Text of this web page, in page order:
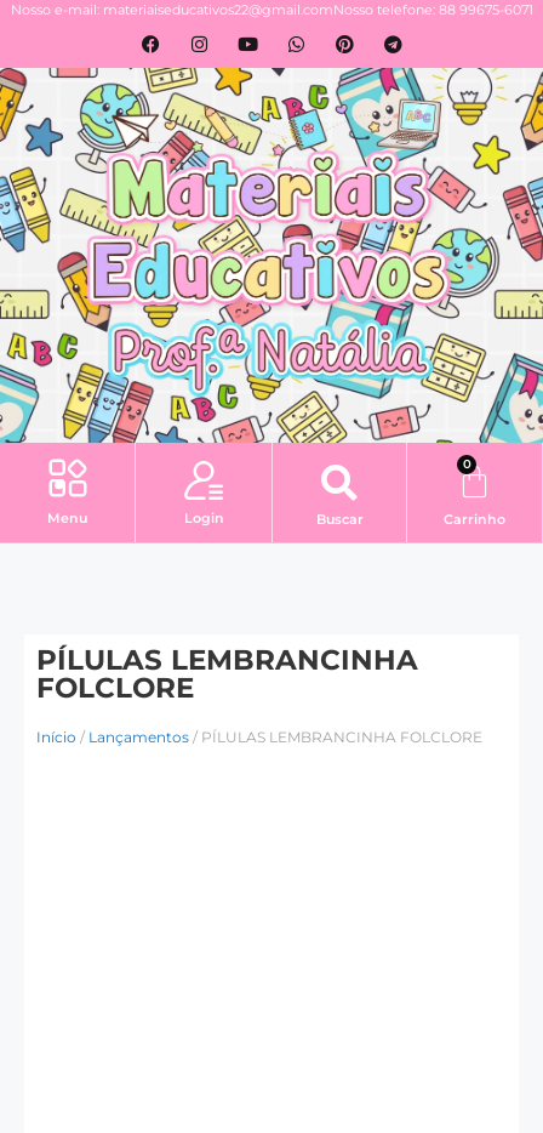
Nosso e-mail: materiaiseducativos22@gmail.comNosso telefone: 88 99675-6071
Menu Login Buscar
0
Carrinho
PÍLULAS LEMBRANCINHA
FOLCLORE
Início / Lançamentos / PÍLULAS LEMBRANCINHA FOLCLORE